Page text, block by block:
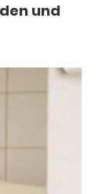
und